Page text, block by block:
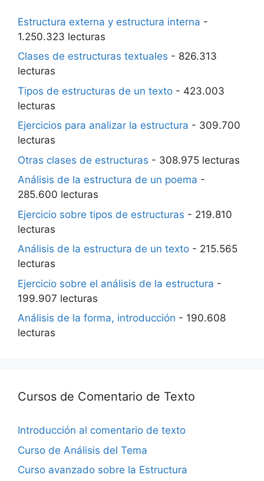
Estructura externa y estructura interna -
1.250.323 lecturas
Clases de estructuras textuales - 826.313
lecturas
Tipos de estructuras de un texto - 423.003
lecturas
Ejercicios para analizar la estructura - 309.700
lecturas
Otras clases de estructuras - 308.975 lecturas
Análisis de la estructura de un poema -
285.600 lecturas
Ejercicio sobre tipos de estructuras - 219.810
lecturas
Análisis de la estructura de un texto - 215.565
lecturas
Ejercicio sobre el análisis de la estructura -
199.907 lecturas
Análisis de la forma, introducción - 190.608
lecturas
Cursos de Comentario de Texto
Introducción al comentario de texto
Curso de Análisis del Tema
Curso avanzado sobre la Estructura